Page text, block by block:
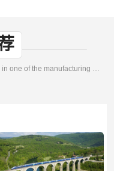
Development, design, production and sales in one of the manufacturing enterprises